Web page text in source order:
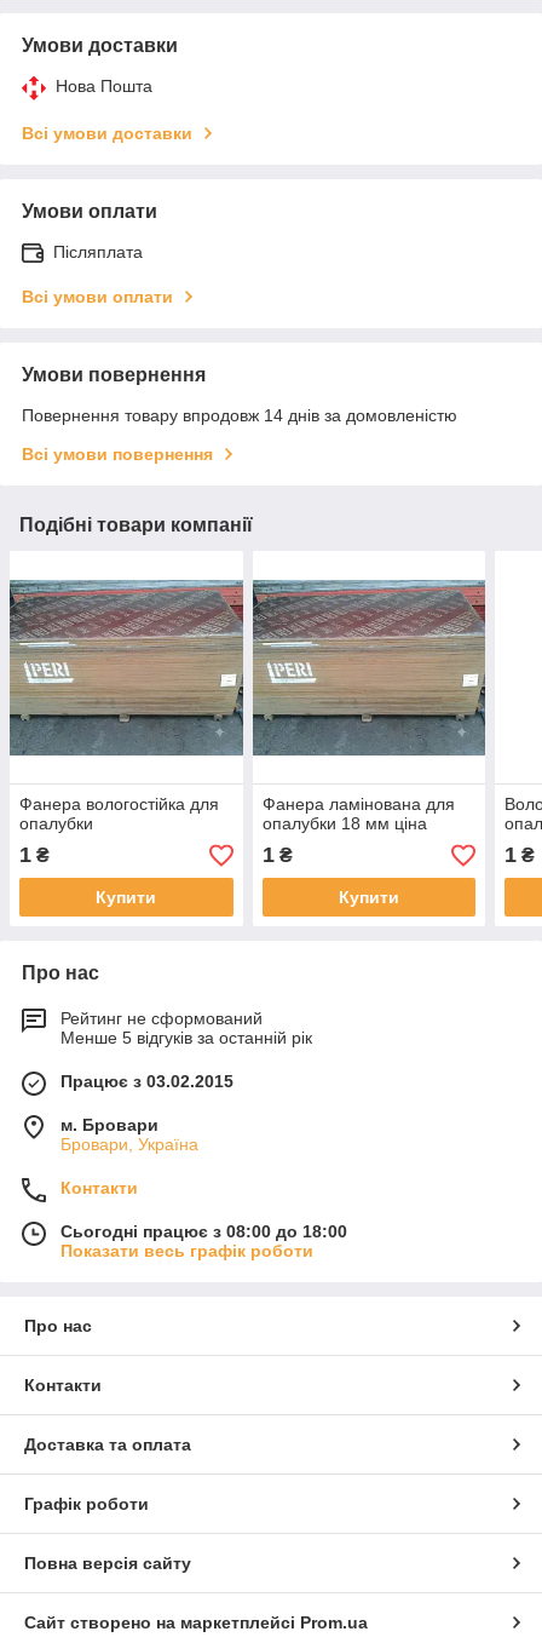
Умови доставки
Нова Пошта
Всі умови доставки
Умови оплати
Післяплата
Всі умови оплати
Умови повернення
Повернення товару впродовж 14 днів за домовленістю
Всі умови повернення
Подібні товари компанії
Фанера вологостійка для
опалубки
1 ₴
Купити
Фанера ламінована для
опалубки 18 мм ціна
1₴
Купити
1 ₴
Про нас
Рейтинг не сформований
Менше 5 відгуків за останній рік
Працює з 03.02.2015
м. Бровари
Бровари, Україна
Контакти
Сьогодні працює з 08:00 до 18:00
Показати весь графік роботи
Про нас
Контакти
Доставка та оплата
Графік роботи
Повна версія сайту
Сайт створено на маркетплейсі Prom.ua